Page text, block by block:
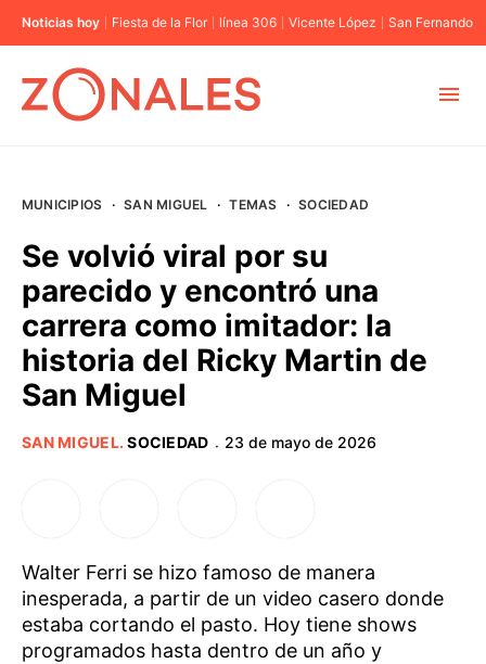
Noticias hoy Fiesta de la Flor línea 306 Vicente López San Fernando
BUENOS AIRES
PROVINCIAS
MUNICIPIOS · SAN MIGUEL · TEMAS · SOCIEDAD
Se volvió viral por su
parecido y encontró una
carrera como imitador: la
historia del Ricky Martin de
San Miguel
SAN MIGUEL.SOCIEDAD · 23 de mayo de 2026
Walter Ferri se hizo famoso de manera
inesperada, a partir de un video casero donde
estaba cortando el pasto. Hoy tiene shows
programados hasta dentro de un año y